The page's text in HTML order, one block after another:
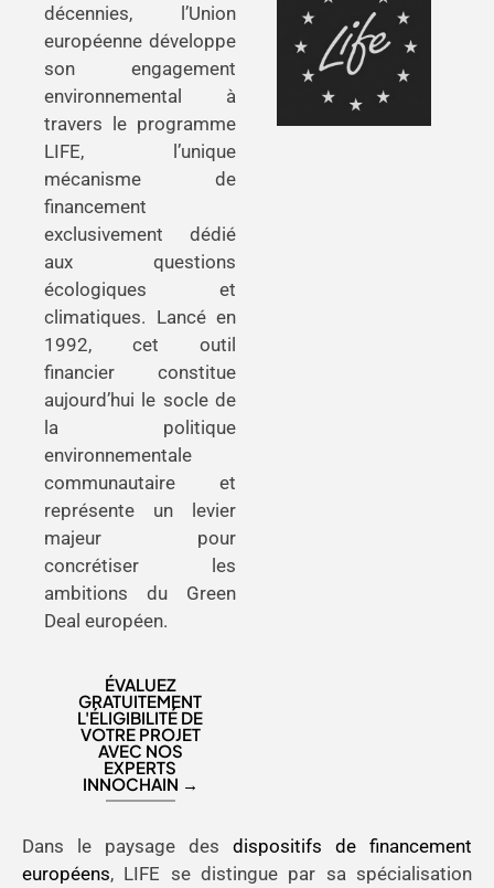
décennies, l’Union
européenne développe
son engagement
environnemental à
travers le programme
LIFE, l’unique
mécanisme de
financement
exclusivement dédié
aux questions
écologiques et
climatiques. Lancé en
1992, cet outil
financier constitue
aujourd’hui le socle de
la politique
environnementale
communautaire et
représente un levier
majeur pour
concrétiser les
ambitions du Green
Deal européen.
ÉVALUEZ
GRATUITEMENT
L'ÉLIGIBILITÉ DE
VOTRE PROJET
AVEC NOS
EXPERTS
INNOCHAIN →
Dans le paysage des dispositifs de financement
européens, LIFE se distingue par sa spécialisation